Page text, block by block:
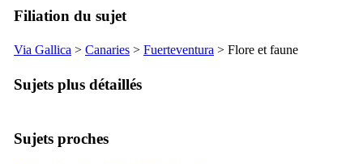
Filiation du sujet
Via Gallica > Canaries > Fuerteventura > Flore et faune
Sujets plus détaillés
Sujets proches